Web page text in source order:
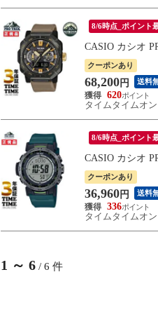
8/6時点_ポイント
CASIO カシオ
クーポンあり
68,200 円 送料
620
タイムタイムオ
8/6時点_ポイント
CASIO カシオ
クーポンあり
36,960 円 送料
336
タイムタイムオ
1 ～ 6 / 6 件